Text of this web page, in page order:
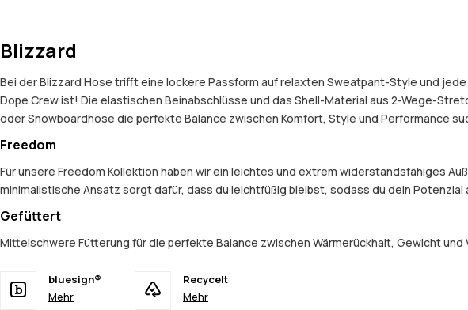
Blizzard
Bei der Blizzard Hose trifft eine lockere Passform auf relaxten Sweatpant-Style und
Dope Crew ist! Die elastischen Beinabschlüsse und das Shell-Material aus 2-Wege-
oder Snowboardhose die perfekte Balance zwischen Komfort, Style und Performance
Freedom
Für unsere Freedom Kollektion haben wir ein leichtes und extrem widerstandsfähiges
minimalistische Ansatz sorgt dafür, dass du leichtfüßig bleibst, sodass du dein Potenzial
Gefüttert
Mittelschwere Fütterung für die perfekte Balance zwischen Wärmerückhalt, Gewicht und
bluesign®
Mehr
Recycelt
Mehr